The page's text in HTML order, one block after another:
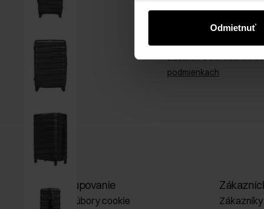
Odmietnuť
Zadaním a schválením
podmienkach.
Online nakupovanie
Spravovať súbory cookie
Zákazníky